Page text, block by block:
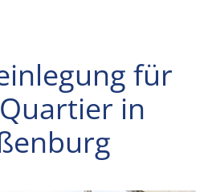
für
in